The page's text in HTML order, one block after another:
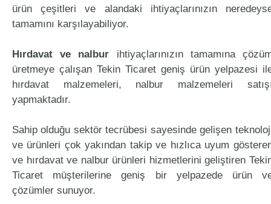
ürün çeşitleri ve alandaki ihtiyaçlarınızın
tamamını karşılayabiliyor.
Hırdavat ve nalbur ihtiyaçlarınızın tamamına
üretmeye çalışan Tekin Ticaret geniş ürün yelpazesi
hırdavat malzemeleri, nalbur malzemeleri
yapmaktadır.
Sahip olduğu sektör tecrübesi sayesinde gelişen
ve ürünleri çok yakından takip ve hızlıca uyum
ve hırdavat ve nalbur ürünleri hizmetlerini geliştiren
Ticaret müşterilerine geniş bir yelpazede ürün
çözümler sunuyor.